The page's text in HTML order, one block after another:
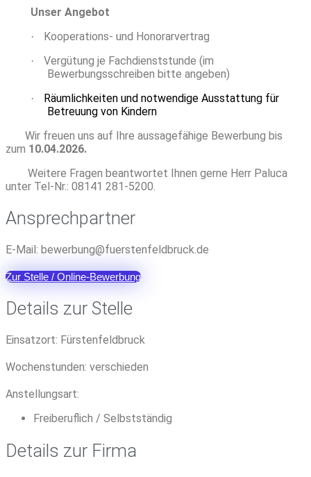
Unser Angebot
· Kooperations- und Honorarvertrag
·
Vergütung je Fachdienststunde (im
Bewerbungsschreiben bitte angeben)
·
Räumlichkeiten und notwendige Ausstattung für
Betreuung von Kindern
Wir freuen uns auf Ihre aussagefähige Bewerbung bis
zum 10.04.2026.
Weitere Fragen beantwortet Ihnen gerne Herr Paluca
unter Tel-Nr.: 08141 281-5200.
Ansprechpartner
E-Mail: ed.kc
urbdl
efnet
sreuf
@gnub
reweb
Zur Stelle / Online-Bewerbung
Details zur Stelle
Einsatzort: Fürstenfeldbruck
Wochenstunden: verschieden
Anstellungsart:
Freiberuflich / Selbstständig
Details zur Firma